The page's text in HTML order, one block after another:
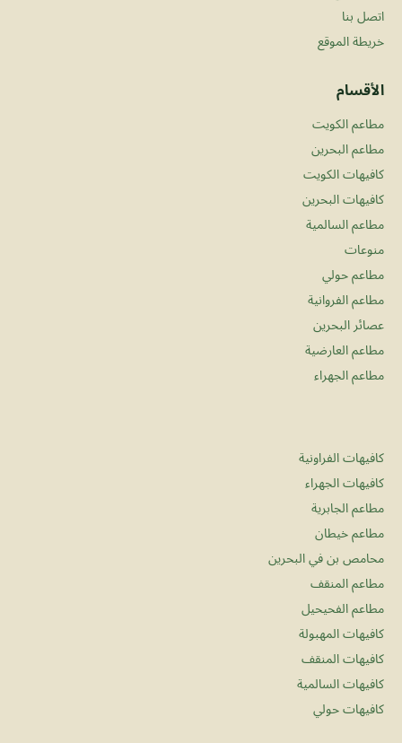
اتصل بنا
خريطة الموقع
الأقسام
مطاعم الكويت
مطاعم البحرين
كافيهات الكويت
كافيهات البحرين
مطاعم السالمية
منوعات
مطاعم حولي
مطاعم الفروانية
عصائر البحرين
مطاعم العارضية
مطاعم الجهراء
كافيهات الفراونية
كافيهات الجهراء
مطاعم الجابرية
مطاعم خيطان
محامص بن في البحرين
مطاعم المنقف
مطاعم الفحيحيل
كافيهات المهبولة
كافيهات المنقف
كافيهات السالمية
كافيهات حولي